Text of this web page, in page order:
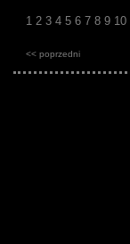
1 2 3 4 5 6 7 8 9 10
<< poprzedni